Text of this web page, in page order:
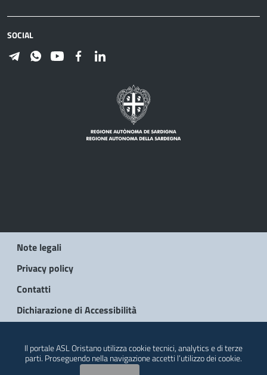
SOCIAL
Note legali
Privacy policy
Contatti
Dichiarazione di Accessibilità
Il portale ASL Oristano utilizza cookie tecnici, analytics e di terze
parti. Proseguendo nella navigazione accetti l’utilizzo dei cookie.